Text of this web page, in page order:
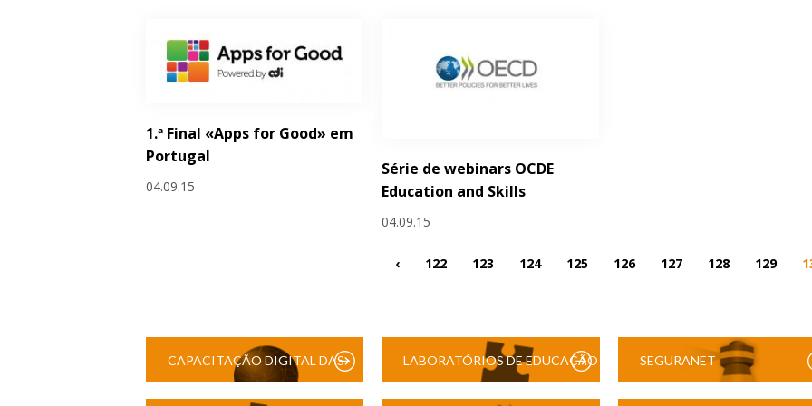
1.ª Final «Apps for Good» em
Portugal
04.09.15
Série de webinars OCDE
Education and Skills
04.09.15
‹ 122 123 124 125 126 127 128 129
CAPACITAÇÃO DIGITAL DAS LABORATÓRIOS DE EDUCAÇÃO SEGURANET